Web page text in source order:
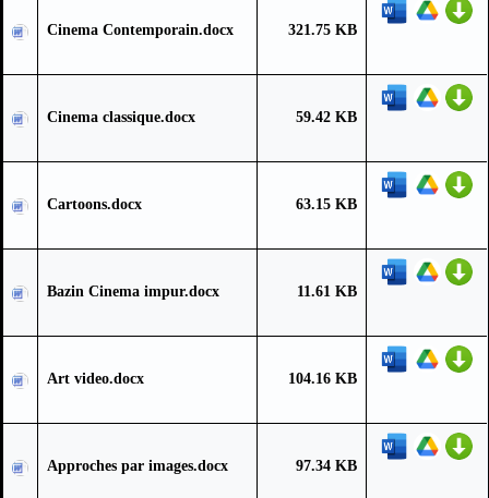
Cinema Contemporain.docx 321.75 KB
Cinema classique.docx 59.42 KB
Cartoons.docx 63.15 KB
Bazin Cinema impur.docx 11.61 KB
Art video.docx 104.16 KB
Approches par images.docx 97.34 KB